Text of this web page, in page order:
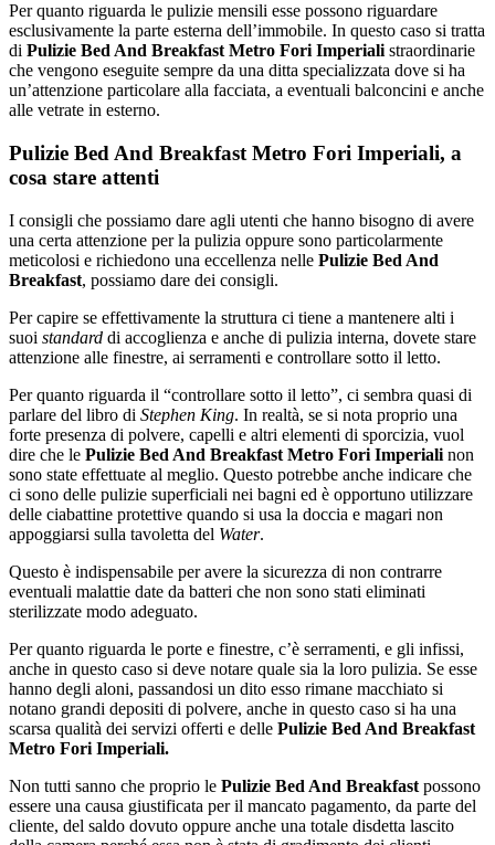
Per quanto riguarda le pulizie mensili esse possono riguardare
esclusivamente la parte esterna dell’immobile. In questo caso si tratta
di Pulizie Bed And Breakfast Metro Fori Imperiali straordinarie
che vengono eseguite sempre da una ditta specializzata dove si ha
un’attenzione particolare alla facciata, a eventuali balconcini e anche
alle vetrate in esterno.
Pulizie Bed And Breakfast Metro Fori Imperiali, a
cosa stare attenti
I consigli che possiamo dare agli utenti che hanno bisogno di avere
una certa attenzione per la pulizia oppure sono particolarmente
meticolosi e richiedono una eccellenza nelle Pulizie Bed And
Breakfast, possiamo dare dei consigli.
Per capire se effettivamente la struttura ci tiene a mantenere alti i
suoi standard di accoglienza e anche di pulizia interna, dovete stare
attenzione alle finestre, ai serramenti e controllare sotto il letto.
Per quanto riguarda il “controllare sotto il letto”, ci sembra quasi di
parlare del libro di Stephen King. In realtà, se si nota proprio una
forte presenza di polvere, capelli e altri elementi di sporcizia, vuol
dire che le Pulizie Bed And Breakfast Metro Fori Imperiali non
sono state effettuate al meglio. Questo potrebbe anche indicare che
ci sono delle pulizie superficiali nei bagni ed è opportuno utilizzare
delle ciabattine protettive quando si usa la doccia e magari non
appoggiarsi sulla tavoletta del Water.
Questo è indispensabile per avere la sicurezza di non contrarre
eventuali malattie date da batteri che non sono stati eliminati
sterilizzate modo adeguato.
Per quanto riguarda le porte e finestre, c’è serramenti, e gli infissi,
anche in questo caso si deve notare quale sia la loro pulizia. Se esse
hanno degli aloni, passandosi un dito esso rimane macchiato si
notano grandi depositi di polvere, anche in questo caso si ha una
scarsa qualità dei servizi offerti e delle Pulizie Bed And Breakfast
Metro Fori Imperiali.
Non tutti sanno che proprio le Pulizie Bed And Breakfast possono
essere una causa giustificata per il mancato pagamento, da parte del
cliente, del saldo dovuto oppure anche una totale disdetta lascito